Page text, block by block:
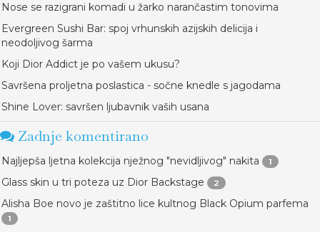
Nose se razigrani komadi u žarko narančastim tonovima
Evergreen Sushi Bar: spoj vrhunskih azijskih delicija i
neodoljivog šarma
Koji Dior Addict je po vašem ukusu?
Savršena proljetna poslastica - sočne knedle s jagodama
Shine Lover: savršen ljubavnik vaših usana
Zadnje komentirano
Najljepša ljetna kolekcija nježnog "nevidljivog" nakita 1
Glass skin u tri poteza uz Dior Backstage 2
Alisha Boe novo je zaštitno lice kultnog Black Opium parfema
1